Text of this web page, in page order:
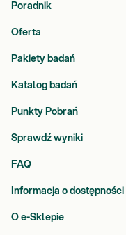
Poradnik
Oferta
Pakiety badań
Katalog badań
Punkty Pobrań
Sprawdź wyniki
FAQ
Informacja o dostępności
O e-Sklepie